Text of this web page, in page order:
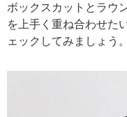
ボックスカットとラウ
を上手く重ね合わせた
ェックしてみましょう。